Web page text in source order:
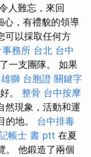
人難忘，來回
心，有禮貌的領導
可以採取任何方
事務所 台北 台中
一支團隊。 如果
雄獅 台胞證 關鍵字
。 整骨 台中按摩
然現象，活動和運
的地。 台中排毒
帳士 書 ptt 在夏
。 他鍛造了兩個